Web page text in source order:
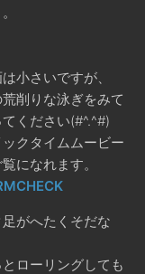
小さいですが、
荒削りな泳ぎをみて
ください(#^.^#)
ックタイムムービー
になれます。
がへたくそだな
とローリングしても